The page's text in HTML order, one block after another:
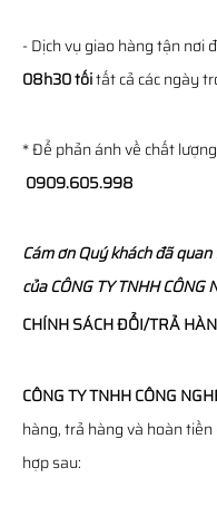
- Dịch vụ giao hàng tận nơi
08h30 tốitất cả các ngày
* Để phản ánh về chất
0909.605.998
Cám ơn Quý khách đã
củaCÔNG TY TNHH CÔNG
CHÍNH SÁCH ĐỔI/TRẢ
CÔNG TY TNHH CÔNG
hàng, trả hàng và hoàn
hợp sau: